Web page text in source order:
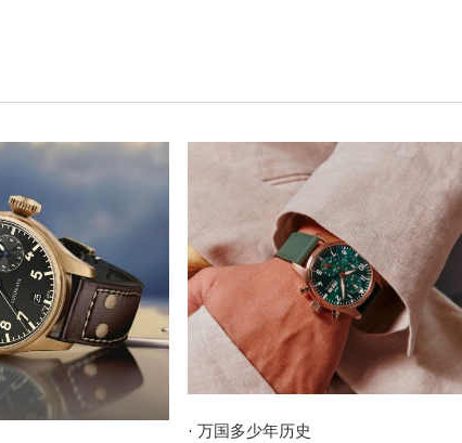
· 万国多少年历史